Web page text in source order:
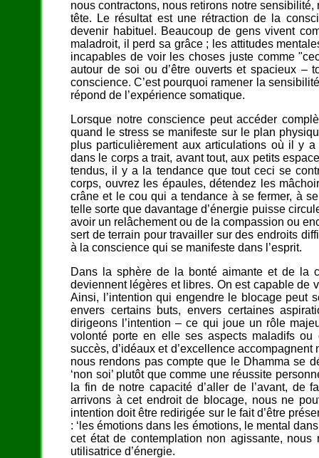
nous contractons, nous retirons notre
tête. Le résultat est une rétraction de la
devenir habituel. Beaucoup de gens vivent
maladroit, il perd sa grâce ; les attitudes
incapables de voir les choses juste comme
autour de soi ou d’être ouverts et spacieux –
conscience. C’est pourquoi ramener la
répond de l’expérience somatique.
Lorsque notre conscience peut accéder
quand le stress se manifeste sur le plan
plus particulièrement aux articulations où il y a
dans le corps a trait, avant tout, aux petits
tendus, il y a la tendance que tout ceci se
corps, ouvrez les épaules, détendez les
crâne et le cou qui a tendance à se fermer, à
telle sorte que davantage d’énergie puisse
avoir un relâchement ou de la compassion ou
sert de terrain pour travailler sur des endroits
à la conscience qui se manifeste dans l’esprit.
Dans la sphère de la bonté aimante et de la
deviennent légères et libres. On est capable de
Ainsi, l’intention qui engendre le blocage peut
envers certains buts, envers certaines
dirigeons l’intention – ce qui joue un rôle
volonté porte en elle ses aspects maladifs ou
succès, d’idéaux et d’excellence
nous rendons pas compte que le Dhamma se
‘non soi’ plutôt que comme une réussite
la fin de notre capacité d’aller de l’avant, de
arrivons à cet endroit de blocage, nous ne
intention doit être redirigée sur le fait d’être
: ‘les émotions dans les émotions, le mental
cet état de contemplation non agissante, nous
utilisatrice d’énergie.